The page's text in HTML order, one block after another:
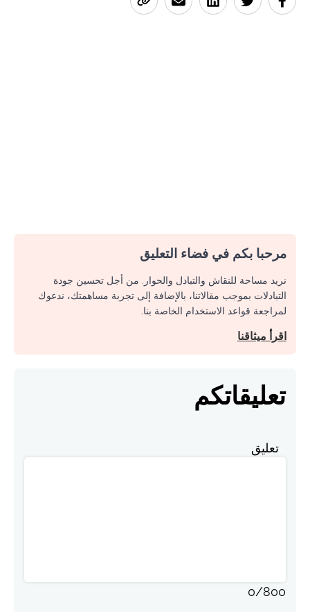
مرحبا بكم في فضاء التعليق
نريد مساحة للنقاش والتبادل والحوار. من أجل تحسين جودة
التبادلات بموجب مقالاتنا، بالإضافة إلى تجربة مساهمتك، ندعوك
لمراجعة قواعد الاستخدام الخاصة بنا.
اقرأ ميثاقنا
تعليقاتكم
تعليق
0/800